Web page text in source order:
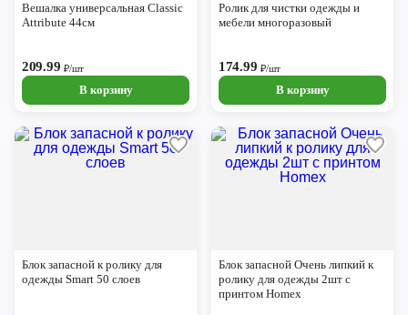
Вешалка универсальная Classic
Attribute 44см
209.99 ₽/шт
В корзину
Ролик для чистки одежды и
мебели многоразовый
174.99 ₽/шт
В корзину
Блок запасной к ролику для
одежды Smart 50 слоев
Блок запасной Очень липкий к
ролику для одежды 2шт с
принтом Homex